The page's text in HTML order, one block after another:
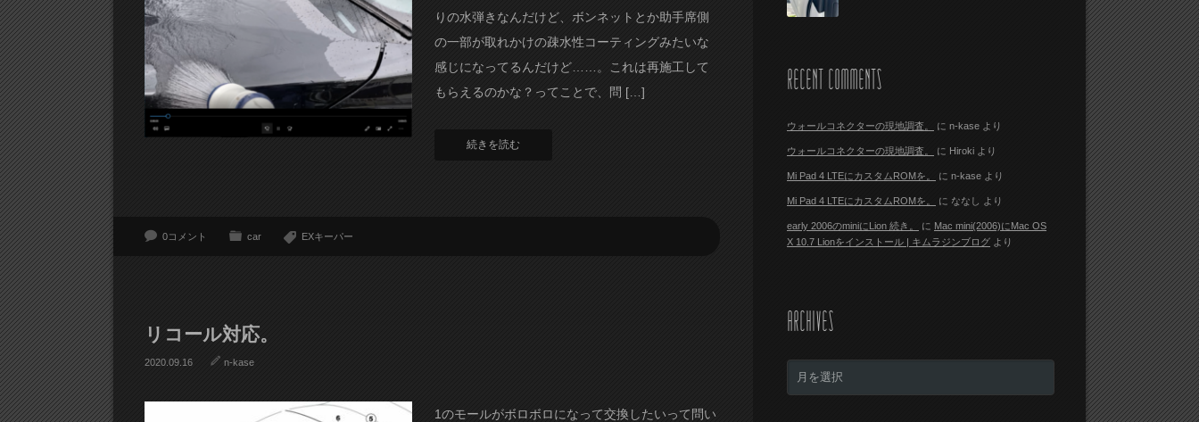
りの水弾きなんだけど、ボンネットとか助手席側
の一部が取れかけの疎水性コーティングみたいな
感じになってるんだけど……。これは再施工して
もらえるのかな？ってことで、問 […]
続きを読む
0コメント car EXキーパー
リコール対応。
2020.09.16 n-kase
1のモールがボロボロになって交換したいって問い
RECENT COMMENTS
ウォールコネクターの現地調査。 に n-kase より
ウォールコネクターの現地調査。 に Hiroki より
Mi Pad 4 LTEにカスタムROMを。 に n-kase より
Mi Pad 4 LTEにカスタムROMを。 に ななし より
early 2006のminiにLion 続き。 に Mac mini(2006)にMac OS
X 10.7 Lionをインストール | キムラジンブログ より
ARCHIVES